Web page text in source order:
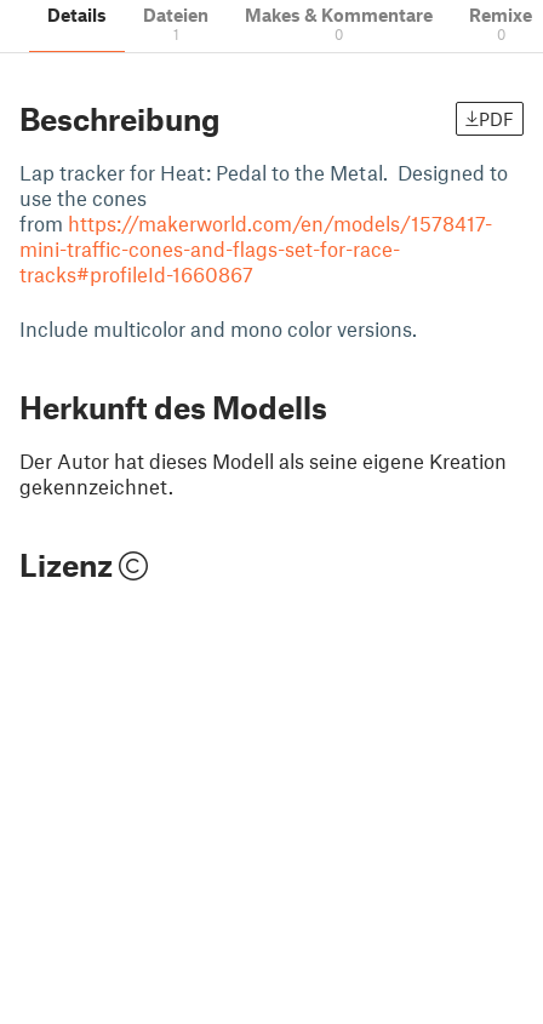
Details Dateien
1
Makes & Kommentare
0
Remixe
0
Beschreibung PDF
Lap tracker for Heat: Pedal to the Metal. Designed to
use the cones
from https://makerworld.com/en/models/1578417-
mini-traffic-cones-and-flags-set-for-race-
tracks#profileId-1660867
Include multicolor and mono color versions.
Herkunft des Modells
Der Autor hat dieses Modell als seine eigene Kreation
gekennzeichnet.
Lizenz